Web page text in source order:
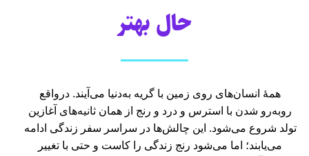
حال بهتر
همهٔ انسان‌های روی زمین با گریه به‌دنیا می‌آیند. درواقع
روبه‌رو شدن با استرس و درد و رنج از همان ثانیه‌های آغازین
تولد شروع می‌شود. این چالش‌ها در سراسر سفر زندگی ادامه
می‌یابند؛ اما می‌شود رنج زندگی را کاست و حتی با تغییر